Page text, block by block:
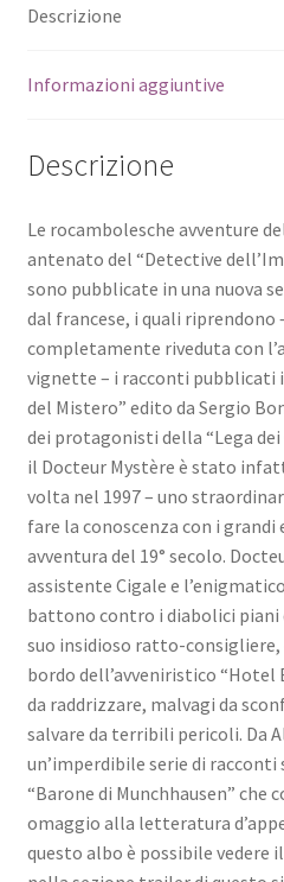
Descrizione
Informazioni aggiuntive
Descrizione
Le rocambolesche avventure
antenato del “Detective
sono pubblicate in una nuova
dal francese, i quali riprendono
completamente riveduta con
vignette – i racconti pubblicati
del Mistero” edito da Sergio
dei protagonisti della “Lega
il Docteur Mystère è stato
volta nel 1997 – uno
fare la conoscenza con i grandi
avventura del 19° secolo.
assistente Cigale e l’enigmatico
battono contro i diabolici piani
suo insidioso ratto-
bordo dell’avveniristico
da raddrizzare, malvagi da
salvare da terribili pericoli. Da
un’imperdibile serie di
“Barone di Munchhausen”
omaggio alla letteratura
questo albo è possibile vedere